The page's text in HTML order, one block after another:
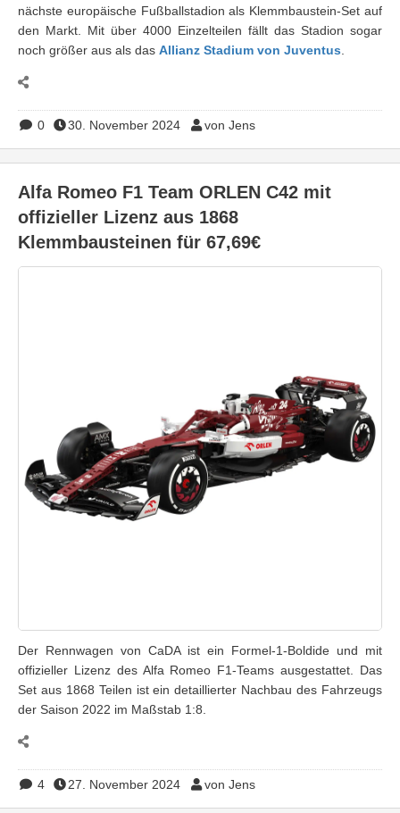
nächste europäische Fußballstadion als Klemmbaustein-Set auf
den Markt. Mit über 4000 Einzelteilen fällt das Stadion sogar
noch größer aus als das Allianz Stadium von Juventus.
0 30. November 2024 von Jens
Alfa Romeo F1 Team ORLEN C42 mit
offizieller Lizenz aus 1868
Klemmbausteinen für 67,69€
Der Rennwagen von CaDA ist ein Formel-1-Boldide und mit
offizieller Lizenz des Alfa Romeo F1-Teams ausgestattet. Das
Set aus 1868 Teilen ist ein detaillierter Nachbau des Fahrzeugs
der Saison 2022 im Maßstab 1:8.
4 27. November 2024 von Jens